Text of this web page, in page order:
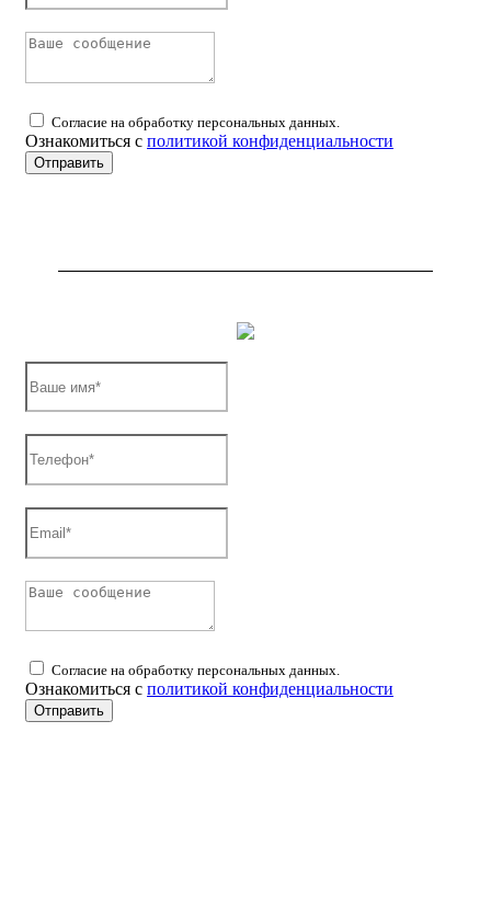
Согласие на обработку персональных данных.
Ознакомиться с политикой конфиденциальности
Согласие на обработку персональных данных.
Ознакомиться с политикой конфиденциальности